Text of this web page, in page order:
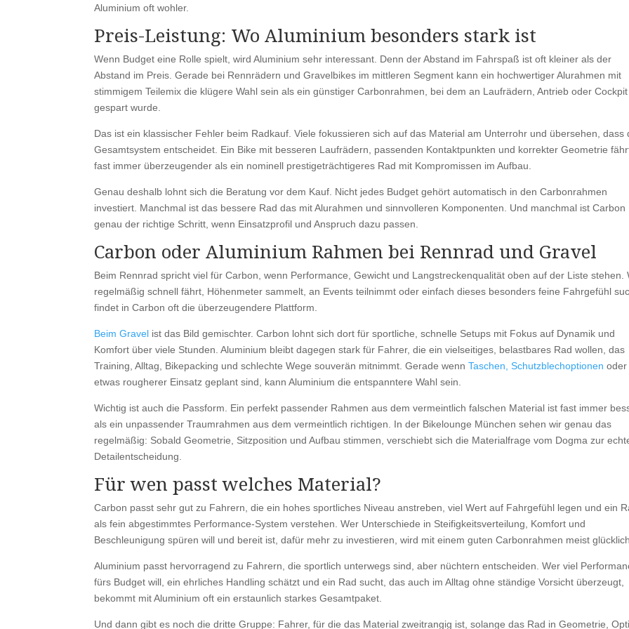
Aluminium oft wohler.
Preis-Leistung: Wo Aluminium besonders stark ist
Wenn Budget eine Rolle spielt, wird Aluminium sehr interessant. Denn der Abstand im Fahrspaß ist oft kleiner als der
Abstand im Preis. Gerade bei Rennrädern und Gravelbikes im mittleren Segment kann ein hochwertiger Alurahmen mit
stimmigem Teilemix die klügere Wahl sein als ein günstiger Carbonrahmen, bei dem an Laufrädern, Antrieb oder Cockpit
gespart wurde.
Das ist ein klassischer Fehler beim Radkauf. Viele fokussieren sich auf das Material am Unterrohr und übersehen, dass
Gesamtsystem entscheidet. Ein Bike mit besseren Laufrädern, passenden Kontaktpunkten und korrekter Geometrie
fast immer überzeugender als ein nominell prestigeträchtigeres Rad mit Kompromissen im Aufbau.
Genau deshalb lohnt sich die Beratung vor dem Kauf. Nicht jedes Budget gehört automatisch in den Carbonrahmen
investiert. Manchmal ist das bessere Rad das mit Alurahmen und sinnvolleren Komponenten. Und manchmal ist Carbon
genau der richtige Schritt, wenn Einsatzprofil und Anspruch dazu passen.
Carbon oder Aluminium Rahmen bei Rennrad und Gravel
Beim Rennrad spricht viel für Carbon, wenn Performance, Gewicht und Langstreckenqualität oben auf der Liste stehen.
regelmäßig schnell fährt, Höhenmeter sammelt, an Events teilnimmt oder einfach dieses besonders feine Fahrgefühl
findet in Carbon oft die überzeugendere Plattform.
Beim Gravel ist das Bild gemischter. Carbon lohnt sich dort für sportliche, schnelle Setups mit Fokus auf Dynamik und
Komfort über viele Stunden. Aluminium bleibt dagegen stark für Fahrer, die ein vielseitiges, belastbares Rad wollen, das
Training, Alltag, Bikepacking und schlechte Wege souverän mitnimmt. Gerade wennTaschen, Schutzblechoptionen oder
etwas rougherer Einsatz geplant sind, kann Aluminium die entspanntere Wahl sein.
Wichtig ist auch die Passform. Ein perfekt passender Rahmen aus dem vermeintlich falschen Material ist fast immer
als ein unpassender Traumrahmen aus dem vermeintlich richtigen. In der Bikelounge München sehen wir genau das
regelmäßig: Sobald Geometrie, Sitzposition und Aufbau stimmen, verschiebt sich die Materialfrage vom Dogma zur
Detailentscheidung.
Für wen passt welches Material?
Carbon passt sehr gut zu Fahrern, die ein hohes sportliches Niveau anstreben, viel Wert auf Fahrgefühl legen und ein
als fein abgestimmtes Performance-System verstehen. Wer Unterschiede in Steifigkeitsverteilung, Komfort und
Beschleunigung spüren will und bereit ist, dafür mehr zu investieren, wird mit einem guten Carbonrahmen meist
Aluminium passt hervorragend zu Fahrern, die sportlich unterwegs sind, aber nüchtern entscheiden. Wer viel
fürs Budget will, ein ehrliches Handling schätzt und ein Rad sucht, das auch im Alltag ohne ständige Vorsicht überzeugt,
bekommt mit Aluminium oft ein erstaunlich starkes Gesamtpaket.
Und dann gibt es noch die dritte Gruppe: Fahrer, für die das Material zweitrangig ist, solange das Rad in Geometrie,